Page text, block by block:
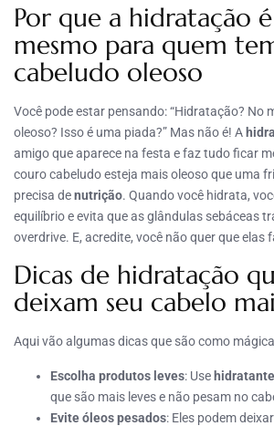
Por que a hidratação
mesmo para quem
cabeludo oleoso
Você pode estar pensando: “Hidratação? No
oleoso? Isso é uma piada?” Mas não é! A
amigo que aparece na festa e faz tudo ficar
couro cabeludo esteja mais oleoso que uma
precisa denutrição. Quando você hidrata,
equilíbrio e evita que as glândulas sebáceas
overdrive. E, acredite, você não quer que elas
Dicas de hidratação
deixam seu cabelo
Aqui vão algumas dicas que são como
Escolha produtos leves: Use
que são mais leves e não pesam no
Evite óleos pesados: Eles podem